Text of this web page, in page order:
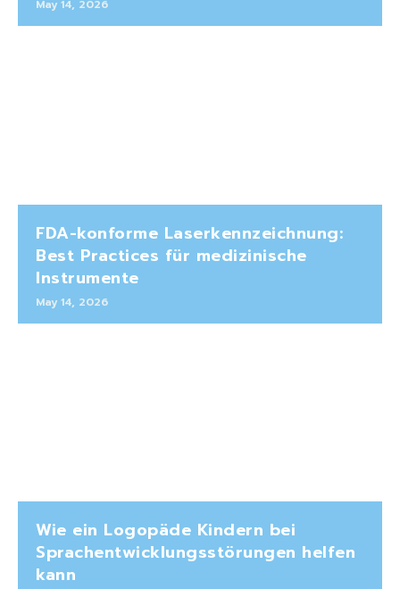
May 14, 2026
FDA-konforme Laserkennzeichnung:
Best Practices für medizinische
Instrumente
May 14, 2026
Wie ein Logopäde Kindern bei
Sprachentwicklungsstörungen helfen
kann